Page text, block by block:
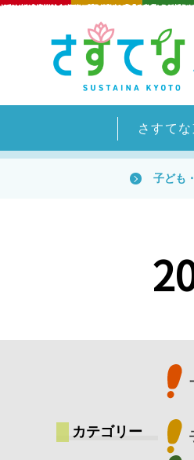
さすて
子ども
カテゴリー